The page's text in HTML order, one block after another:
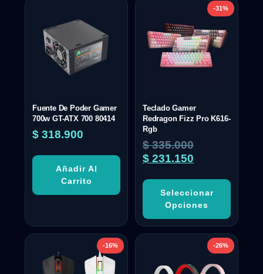
Fuente De Poder Gamer
700w GT-ATX 700 80414
$ 318.900
Añadir Al
Carrito
-31%
Teclado Gamer
Redragon Fizz Pro K616-
Rgb
$335.000
$ 231.150
Seleccionar
Opciones
-16% -26%